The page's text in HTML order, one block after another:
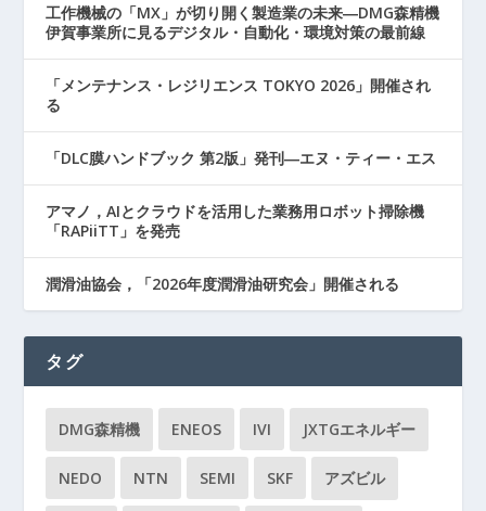
工作機械の「MX」が切り開く製造業の未来―DMG森精機
伊賀事業所に見るデジタル・自動化・環境対策の最前線
「メンテナンス・レジリエンス TOKYO 2026」開催され
る
「DLC膜ハンドブック 第2版」発刊―エヌ・ティー・エス
アマノ，AIとクラウドを活用した業務用ロボット掃除機
「RAPiiTT」を発売
潤滑油協会，「2026年度潤滑油研究会」開催される
タグ
DMG森精機 ENEOS IVI JXTGエネルギー
NEDO NTN SEMI SKF アズビル